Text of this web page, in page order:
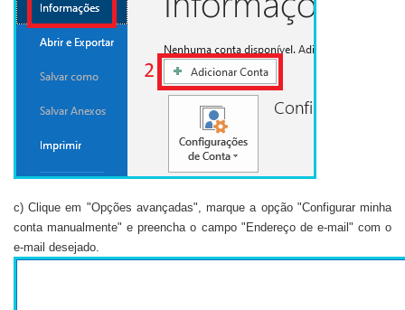
c) Clique em "Opções avançadas", marque a opção "Configurar minha
conta manualmente" e preencha o campo "Endereço de e-mail" com o
e-mail desejado.